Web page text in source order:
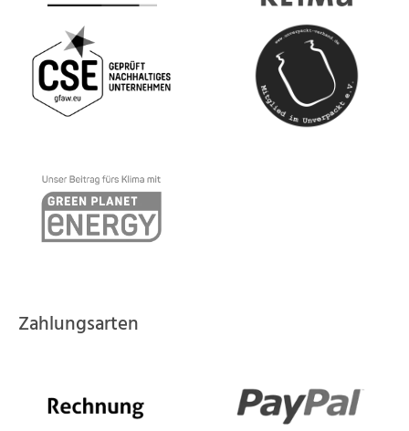
Zahlungsarten